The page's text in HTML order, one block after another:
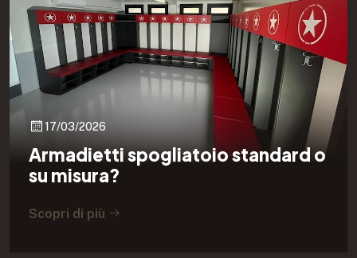
17/03/2026
Armadietti spogliatoio standard o
su misura?
Scopri di più